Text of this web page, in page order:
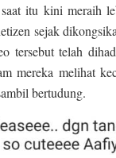
itu kini meraih
sejak
tersebut telah
mereka melihat
bertudung.